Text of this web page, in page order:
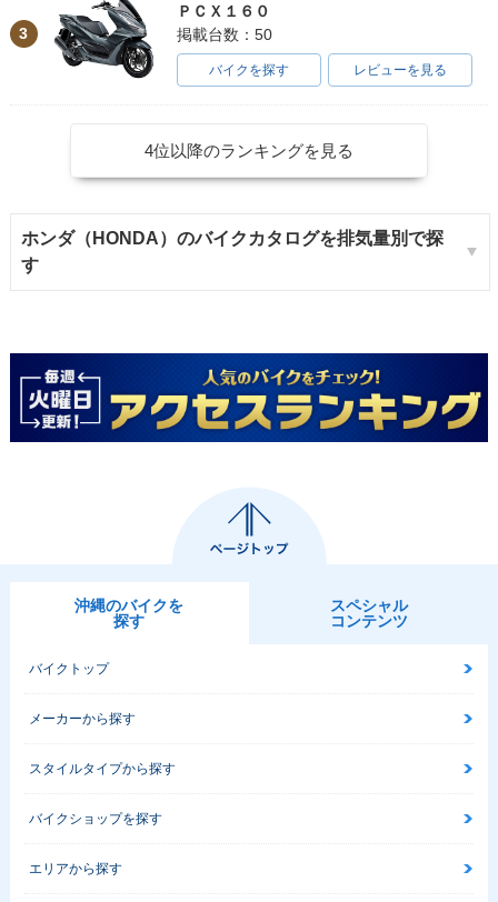
3
ＰＣＸ１６０
掲載台数：50
バイクを探す レビューを見る
4位以降のランキングを見る
ホンダ（HONDA）のバイクカタログを排気量別で探
す
沖縄のバイクを
探す
スペシャル
コンテンツ
バイクトップ
メーカーから探す
スタイルタイプから探す
バイクショップを探す
エリアから探す